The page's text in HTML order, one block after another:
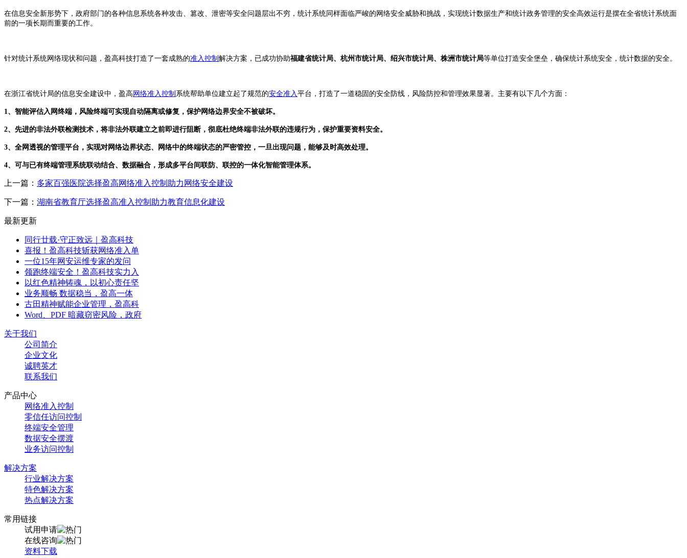
在信息安全新形势下，政府部门的各种信息系统各种攻击、篡改、泄密等安全问题层出不穷，统计系统同样面临严峻的网络安全威胁和挑战，实现统计数据生产和统计政务管理的安全高效运行是摆在全省统计系统面
前的一项长期而重要的工作。
针对统计系统网络现状和问题，盈高科技打造了一套成熟的准入控制 解决方案，已成功协助福建省统计局、杭州市统计局、绍兴市统计局、株洲市统计局等单位打造安全堡垒，确保统计系统安全，统计数据的安全。
在浙江省统计局的信息安全建设中，盈高网络准入控制 系统帮助单位建立起了规范的安全准入 平台，打造了一道稳固的安全防线，风险防控和管理效果显著。主要有以下几个方面：
1、智能评估入网终端，风险终端可实现自动隔离或修复，保护网络边界安全不被破坏。
2、先进的非法外联检测技术，将非法外联建立之前即进行阻断，彻底杜绝终端非法外联的违规行为，保护重要资料安全。
3、全网透视的管理平台，实现对网络边界状态、网络中的终端状态的严密管控，一旦出现问题，能够及时高效处理。
4、可与已有终端管理系统联动结合、数据融合，形成多平台间联防、联控的一体化智能管理体系。
上一篇： 多家百强医院选择盈高网络准入控制助力网络安全建设
下一篇： 湖南省教育厅选择盈高准入控制助力教育信息化建设
最新更新
同行廿载·守正致远｜盈高科技
喜报！盈高科技斩获网络准入单
一位15年网安运维专家的发问
领跑终端安全！盈高科技实力入
以红色精神铸魂，以初心责任坚
业务顺畅 数据稳当，盈高一体
古田精神赋能企业管理，盈高科
Word、PDF 暗藏窃密风险，政府
关于我们
公司简介
企业文化
诚聘英才
联系我们
产品中心
网络准入控制
零信任访问控制
终端安全管理
数据安全摆渡
业务访问控制
解决方案
行业解决方案
特色解决方案
热点解决方案
常用链接
试用申请
在线咨询
资料下载